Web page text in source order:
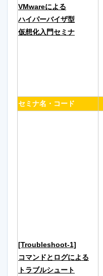
VMwareによる
ハイパーバイザ型
仮想化入門セミナ
セミナ名・コード
[Troubleshoot-1]
コマンドとログによる
トラブルシュート